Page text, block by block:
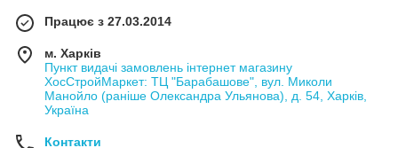
Працює з 27.03.2014
м. Харків
Пункт видачі замовлень інтернет магазину
ХосСтройМаркет: ТЦ "Барабашове", вул. Миколи
Манойло (раніше Олександра Ульянова), д. 54, Харків,
Україна
Контакти